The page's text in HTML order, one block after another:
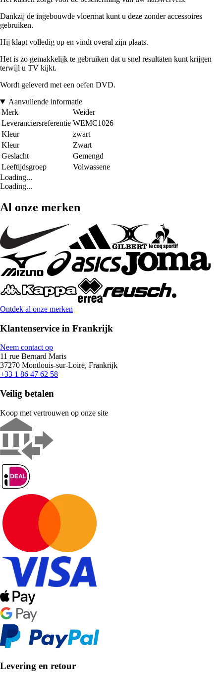
Dankzij de ingebouwde vloermat kunt u deze zonder accessoires
gebruiken.
Hij klapt volledig op en vindt overal zijn plaats.
Het is zo gemakkelijk te gebruiken dat u snel resultaten kunt krijgen
terwijl u TV kijkt.
Wordt geleverd met een oefen DVD.
Aanvullende informatie
Merk
Weider
Leveranciersreferentie WEMC1026
Kleur
zwart
Kleur
Zwart
Geslacht
Gemengd
Leeftijdsgroep
Volwassene
Loading...
Loading...
Al onze merken
Ontdek al onze merken
Klantenservice in Frankrijk
Neem contact op
11 rue Bernard Maris
37270 Montlouis-sur-Loire, Frankrijk
+33 1 86 47 62 58
Veilig betalen
Koop met vertrouwen op onze site
Levering en retour